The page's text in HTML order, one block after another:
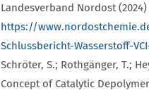
Landesverband Nordost (2024)
https://
Schlussbericht-Wasserstoff-
Schröter, S.; Rothgänger, T.;
Concept of Catalytic